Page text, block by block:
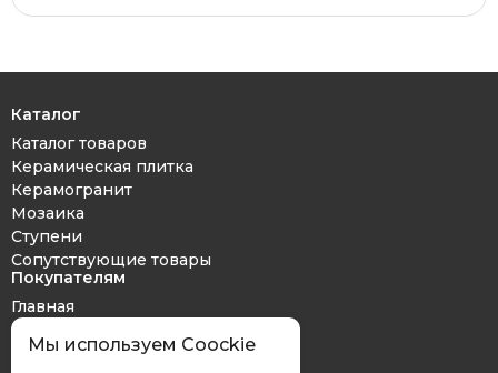
Каталог
Каталог товаров
Керамическая плитка
Керамогранит
Мозаика
Ступени
Сопутствующие товары
Покупателям
Главная
Дизайн проект
Оплата и доставка
Мы используем Coockie